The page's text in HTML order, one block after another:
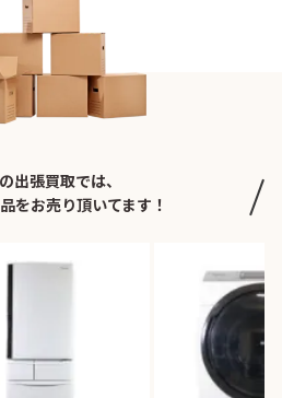
出張買取では、
をお売り頂いてます！